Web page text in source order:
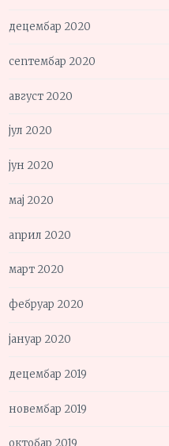
децембар 2020
септембар 2020
август 2020
јул 2020
јун 2020
мај 2020
април 2020
март 2020
фебруар 2020
јануар 2020
децембар 2019
новембар 2019